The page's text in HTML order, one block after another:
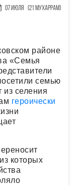
07 Июля (21 Мухаррам)
районе
«Семья
семью
селения
героически
которых